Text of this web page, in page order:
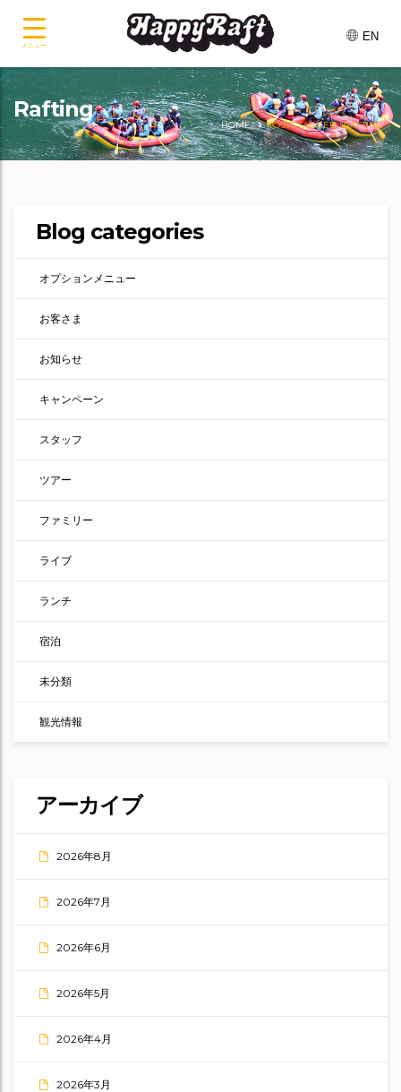
EN
Rafting
HOME POSTS TAGGED "RAFTING"
Blog categories
オプションメニュー
お客さま
お知らせ
キャンペーン
スタッフ
ツアー
ファミリー
ライブ
ランチ
宿泊
未分類
観光情報
アーカイブ
2026年8月
2026年7月
2026年6月
2026年5月
2026年4月
2026年3月
メニュー